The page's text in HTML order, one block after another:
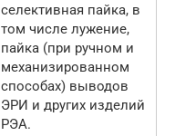
селективная пайка, в
том числе лужение,
пайка (при ручном и
механизированном
способах) выводов
ЭРИ и других изделий
РЭА.